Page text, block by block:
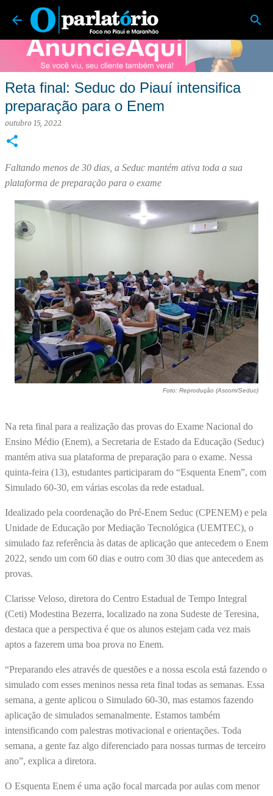
Pular para o conteúdo principal
O Parlatório | Foco no Piauí e Maranhão
Reta final: Seduc do Piauí intensifica
preparação para o Enem
outubro 15, 2022
Faltando menos de 30 dias, a Seduc mantém ativa toda a sua
plataforma de preparação para o exame
Foto: Reprodução (Ascom/Seduc)
Na reta final para a realização das provas do Exame Nacional do
Ensino Médio (Enem), a Secretaria de Estado da Educação (Seduc)
mantém ativa sua plataforma de preparação para o exame. Nessa
quinta-feira (13), estudantes participaram do “Esquenta Enem”, com
Simulado 60-30, em várias escolas da rede estadual.
Idealizado pela coordenação do Pré-Enem Seduc (CPENEM) e pela
Unidade de Educação por Mediação Tecnológica (UEMTEC), o
simulado faz referência às datas de aplicação que antecedem o Enem
2022, sendo um com 60 dias e outro com 30 dias que antecedem as
provas.
Clarisse Veloso, diretora do Centro Estadual de Tempo Integral
(Ceti) Modestina Bezerra, localizado na zona Sudeste de Teresina,
destaca que a perspectiva é que os alunos estejam cada vez mais
aptos a fazerem uma boa prova no Enem.
“Preparando eles através de questões e a nossa escola está fazendo o
simulado com esses meninos nessa reta final todas as semanas. Essa
semana, a gente aplicou o Simulado 60-30, mas estamos fazendo
aplicação de simulados semanalmente. Estamos também
intensificando com palestras motivacional e orientações. Toda
semana, a gente faz algo diferenciado para nossas turmas de terceiro
ano”, explica a diretora.
O Esquenta Enem é uma ação focal marcada por aulas com menor